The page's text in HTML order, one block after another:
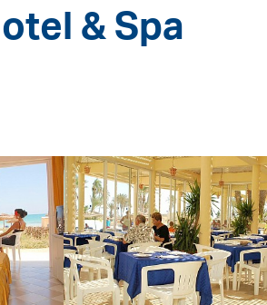
& Spa